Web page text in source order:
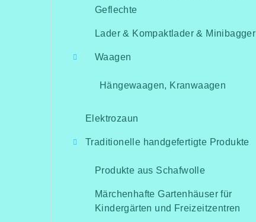
Geflechte
Lader & Kompaktlader & Minibagger
Waagen
Hängewaagen, Kranwaagen
Elektrozaun
Traditionelle handgefertigte Produkte
Produkte aus Schafwolle
Märchenhafte Gartenhäuser für
Kindergärten und Freizeitzentren